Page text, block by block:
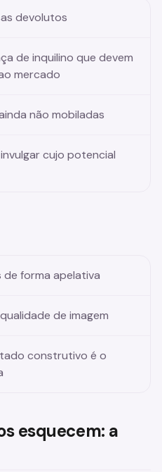
devolutos
de inquilino que devem
mercado
não mobiladas
cujo potencial
de forma apelativa
de imagem
construtivo é o
esquecem: a